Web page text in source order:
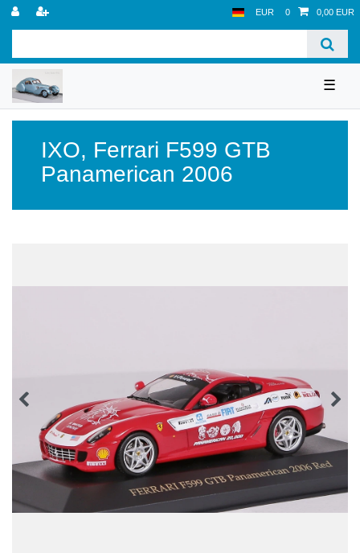
EUR 0 0,00 EUR
☰
IXO, Ferrari F599 GTB
Panamerican 2006